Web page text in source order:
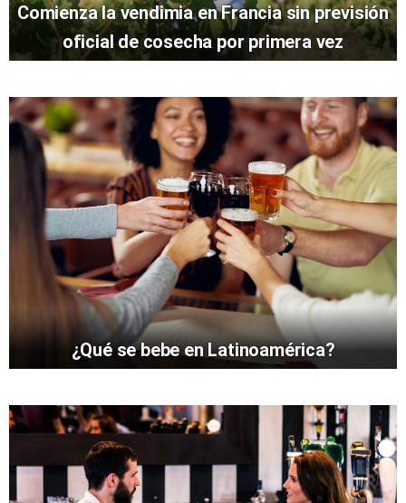
Comienza la vendimia en Francia sin previsión
oficial de cosecha por primera vez
¿Qué se bebe en Latinoamérica?